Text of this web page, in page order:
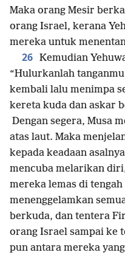
Maka orang Mesir
orang Israel, kerana
mereka untuk
26 Kemudian
“Hulurkanlah
kembali lalu menimpa
kereta kuda dan askar
Dengan segera, Musa
atas laut. Maka
kepada keadaan
mencuba melarikan
mereka lemas di tengah
menenggelamkan
berkuda, dan tentera
orang Israel sampai ke
pun antara mereka